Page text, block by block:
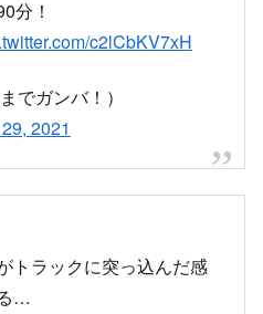
ん（50）＝静岡市＝のトラ